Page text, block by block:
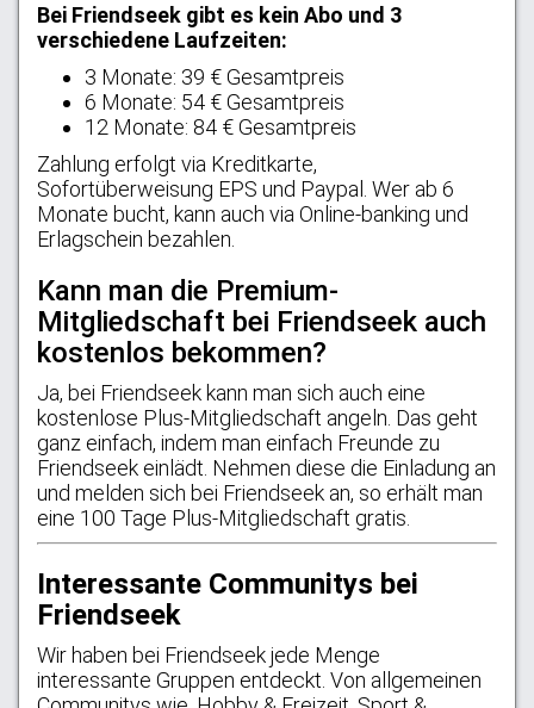
Bei Friendseek gibt es kein Abo und 3
verschiedene Laufzeiten:
3 Monate: 39 € Gesamtpreis
6 Monate: 54 € Gesamtpreis
12 Monate: 84 € Gesamtpreis
Zahlung erfolgt via Kreditkarte,
Sofortüberweisung EPS und Paypal. Wer ab 6
Monate bucht, kann auch via Online-banking und
Erlagschein bezahlen.
Kann man die Premium-
Mitgliedschaft bei Friendseek auch
kostenlos bekommen?
Ja, bei Friendseek kann man sich auch eine
kostenlose Plus-Mitgliedschaft angeln. Das geht
ganz einfach, indem man einfach Freunde zu
Friendseek einlädt. Nehmen diese die Einladung an
und melden sich bei Friendseek an, so erhält man
eine 100 Tage Plus-Mitgliedschaft gratis.
Interessante Communitys bei
Friendseek
Wir haben bei Friendseek jede Menge
interessante Gruppen entdeckt. Von allgemeinen